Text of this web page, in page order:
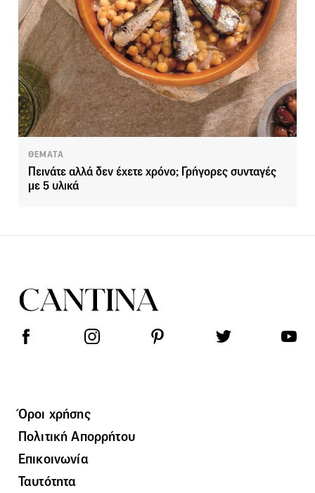
ΘΕΜΑΤΑ
Πεινάτε αλλά δεν έχετε χρόνο; Γρήγορες συνταγές
με 5 υλικά
Όροι χρήσης
Πολιτική Απορρήτου
Επικοινωνία
Ταυτότητα